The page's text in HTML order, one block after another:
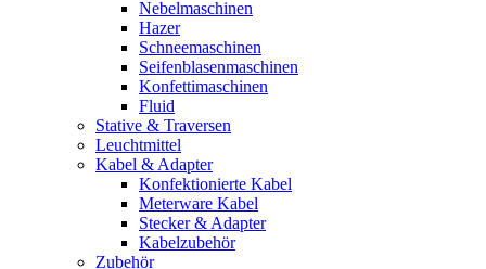
Nebelmaschinen
Hazer
Schneemaschinen
Seifenblasenmaschinen
Konfettimaschinen
Fluid
Stative & Traversen
Leuchtmittel
Kabel & Adapter
Konfektionierte Kabel
Meterware Kabel
Stecker & Adapter
Kabelzubehör
Zubehör